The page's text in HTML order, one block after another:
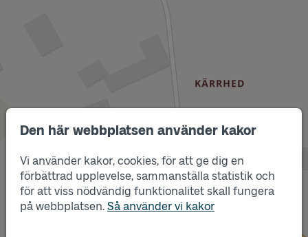
Den här webbplatsen använder kakor
Vi använder kakor, cookies, för att ge dig en
förbättrad upplevelse, sammanställa statistik och
för att viss nödvändig funktionalitet skall fungera
på webbplatsen. Så använder vi kakor
Läge
A